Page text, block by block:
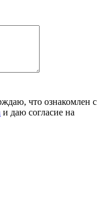
что ознакомлен с
и даю согласие на